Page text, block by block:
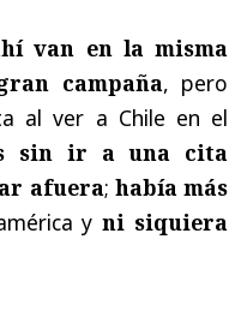
van en la misma
campaña, pero
al ver a Chile en el
sin ir a una cita
afuera;había más
yni siquiera